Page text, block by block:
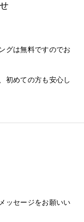
グは無料ですのでお
初めての方も安心し
ッセージをお願いい